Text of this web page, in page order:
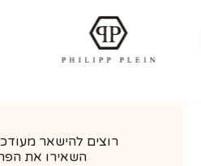
רוצים להישאר מעודכנים
השאירו את הפרטים